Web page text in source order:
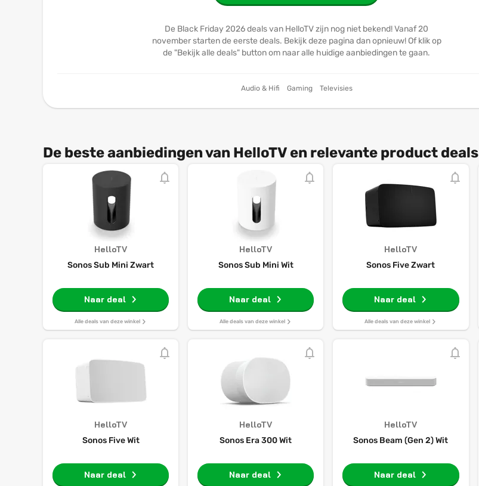
De Black Friday 2026 deals van HelloTV zijn nog niet bekend! Vanaf 20
november starten de eerste deals. Bekijk deze pagina dan opnieuw! Of klik op
de "Bekijk alle deals" button om naar alle huidige aanbiedingen te gaan.
Audio & Hifi Gaming Televisies
De beste aanbiedingen van HelloTV en relevante product deals
HelloTV
Sonos Sub Mini Zwart
Naar deal
Alle deals van deze winkel
HelloTV
Sonos Sub Mini Wit
Naar deal
Alle deals van deze winkel
HelloTV
Sonos Five Zwart
Naar deal
Alle deals van deze winkel
HelloTV
Sonos Five Wit
Naar deal
HelloTV
Sonos Era 300 Wit
Naar deal
HelloTV
Sonos Beam (Gen 2) Wit
Naar deal